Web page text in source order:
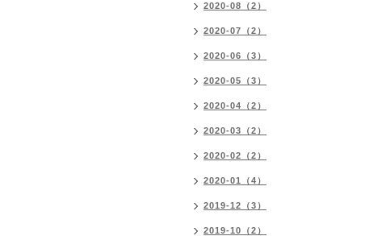
2020-08（2）
2020-07（2）
2020-06（3）
2020-05（3）
2020-04（2）
2020-03（2）
2020-02（2）
2020-01（4）
2019-12（3）
2019-10（2）